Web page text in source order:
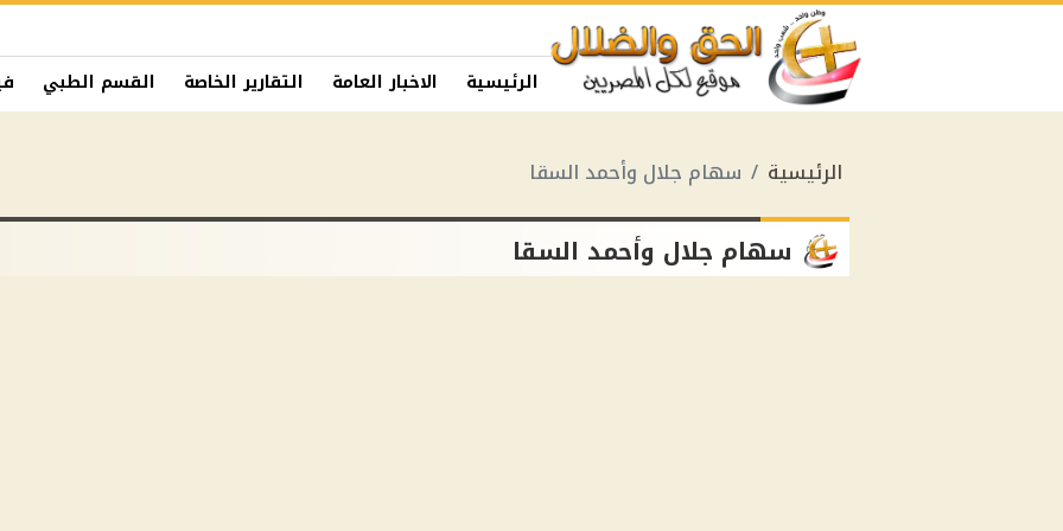
الرئيسية الاخبار العامة التقارير الخاصة القسم الطبي
الرئيسية سهام جلال وأحمد السقا
سهام جلال وأحمد السقا